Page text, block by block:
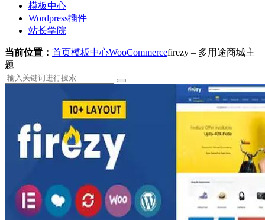
模板中心
Wordpress插件
站长学院
当前位置： 首页模板中心WooCommercefirezy – 多用途商城主
题